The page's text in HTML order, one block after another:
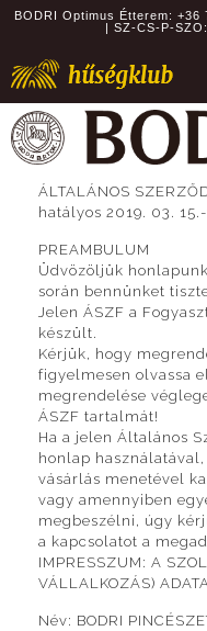
BODRI Optimus Étterem: +36
| SZ-CS-P-
ÁLTALÁNOS
hatályos 2019. 03.
PREAMBULUM
Üdvözöljük
során bennünket
Jelen ÁSZF a
készült.
Kérjük, hogy
figyelmesen olvassa
megrendelése
ÁSZF tartalmát!
Ha a jelen Általános
honlap
vásárlás menetével
vagy amennyiben
megbeszélni, úgy
a kapcsolatot a
IMPRESSZUM: A
VÁLLALKOZÁS)
Név: BODRI